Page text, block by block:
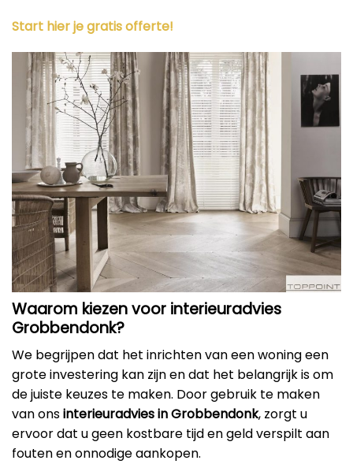
Start hier je gratis offerte!
Waarom kiezen voor interieuradvies
Grobbendonk?
We begrijpen dat het inrichten van een woning een
grote investering kan zijn en dat het belangrijk is om
de juiste keuzes te maken. Door gebruik te maken
van onsinterieuradvies in Grobbendonk, zorgt u
ervoor dat u geen kostbare tijd en geld verspilt aan
fouten en onnodige aankopen.